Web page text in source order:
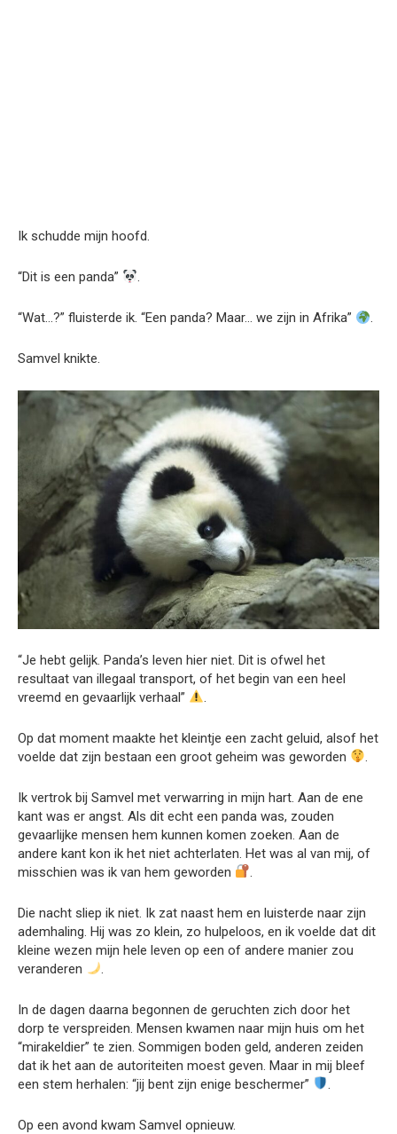
Ik schudde mijn hoofd.
“Dit is een panda” .
“Wat…?” fluisterde ik. “Een panda? Maar… we zijn in Afrika” .
Samvel knikte.
“Je hebt gelijk. Panda’s leven hier niet. Dit is ofwel het
resultaat van illegaal transport, of het begin van een heel
vreemd en gevaarlijk verhaal”
Op dat moment maakte het kleintje een zacht geluid, alsof het
voelde dat zijn bestaan een groot geheim was geworden
Ik vertrok bij Samvel met verwarring in mijn hart. Aan de ene
kant was er angst. Als dit echt een panda was, zouden
gevaarlijke mensen hem kunnen komen zoeken. Aan de
andere kant kon ik het niet achterlaten. Het was al van mij, of
misschien was ik van hem geworden
Die nacht sliep ik niet. Ik zat naast hem en luisterde naar zijn
ademhaling. Hij was zo klein, zo hulpeloos, en ik voelde dat dit
kleine wezen mijn hele leven op een of andere manier zou
veranderen
In de dagen daarna begonnen de geruchten zich door het
dorp te verspreiden. Mensen kwamen naar mijn huis om het
“mirakeldier” te zien. Sommigen boden geld, anderen zeiden
dat ik het aan de autoriteiten moest geven. Maar in mij bleef
een stem herhalen: “jij bent zijn enige beschermer”
Op een avond kwam Samvel opnieuw.